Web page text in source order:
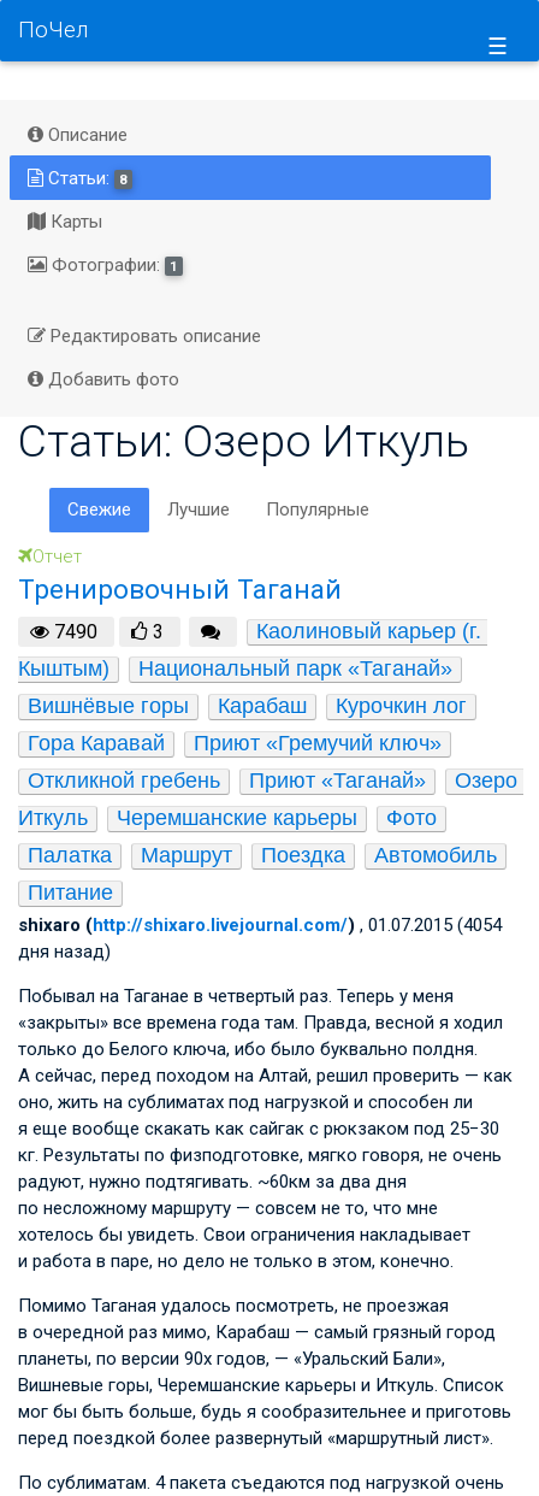
☰
ПоЧел
Описание
Статьи:
8
Карты
Фотографии:
1
Редактировать описание
Добавить фото
Статьи: Озеро Иткуль
Свежие Лучшие Популярные
Отчет
Тренировочный Таганай
7490 3
Каолиновый карьер (г.
Кыштым)
Национальный парк «Таганай»
Вишнёвые горы
Карабаш
Курочкин лог
Гора Каравай
Приют «Гремучий ключ»
Откликной гребень
Приют «Таганай»
Озеро
Иткуль
Черемшанские карьеры
Фото
Палатка
Маршрут Поездка
Автомобиль
Питание
shixaro (http://shixaro.livejournal.com/) , 01.07.2015 (4054
дня назад)
Побывал на Таганае в четвертый раз. Теперь у меня
«закрыты» все времена года там. Правда, весной я ходил
только до Белого ключа, ибо было буквально полдня.
А сейчас, перед походом на Алтай, решил проверить — как
оно, жить на сублиматах под нагрузкой и способен ли
я еще вообще скакать как сайгак с рюкзаком под 25−30
кг. Результаты по физподготовке, мягко говоря, не очень
радуют, нужно подтягивать. ~60км за два дня
по несложному маршруту — совсем не то, что мне
хотелось бы увидеть. Свои ограничения накладывает
и работа в паре, но дело не только в этом, конечно.
Помимо Таганая удалось посмотреть, не проезжая
в очередной раз мимо, Карабаш — самый грязный город
планеты, по версии 90х годов, — «Уральский Бали»,
Вишневые горы, Черемшанские карьеры и Иткуль. Список
мог бы быть больше, будь я сообразительнее и приготовь
перед поездкой более развернутый «маршрутный лист».
По сублиматам. 4 пакета съедаются под нагрузкой очень